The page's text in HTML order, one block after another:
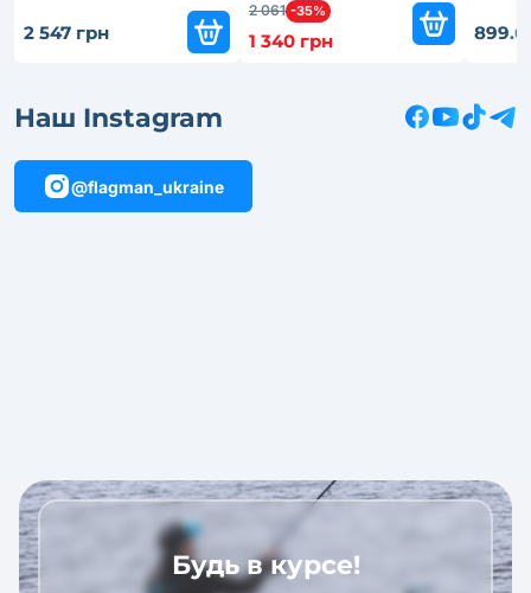
2 547 грн
2 061 -35%
1 340 грн 899.6
Наш Instagram
@flagman_ukraine
Будь в курсе!